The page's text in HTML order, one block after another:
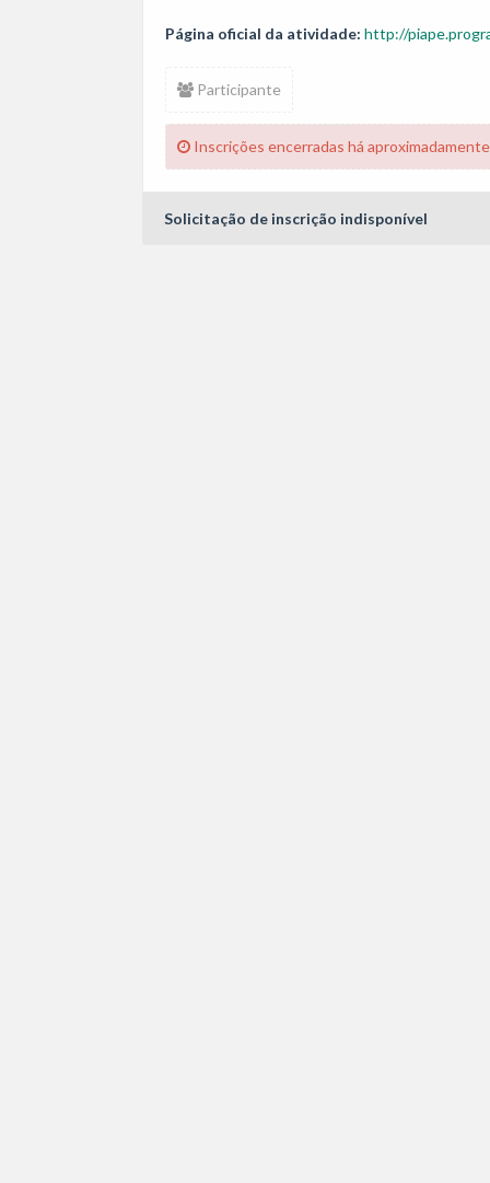
Página oficial da atividade: http://
Participante
Inscrições encerradas há
Solicitação de inscrição indisponível